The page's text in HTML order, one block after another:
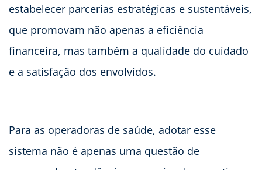
estabelecer parcerias estratégicas e sustentáveis,
que promovam não apenas a eficiência
financeira, mas também a qualidade do cuidado
e a satisfação dos envolvidos.
Para as operadoras de saúde, adotar esse
sistema não é apenas uma questão de